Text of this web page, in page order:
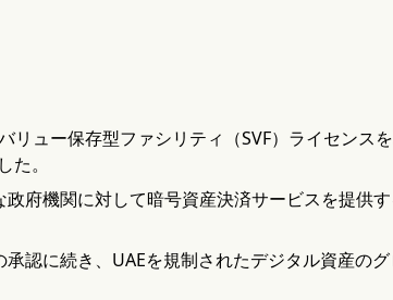
ュー保存型ファシリティ（SVF）ライセンス
。
府機関に対して暗号資産決済サービスを提供
認に続き、UAEを規制されたデジタル資産の